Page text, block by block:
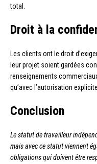
total.
Droit à la
Les clients ont le droit
leur projet soient gardées
renseignements
qu’avec l’autorisation
Conclusion
Le statut de travailleur
mais avec ce statut viennent
obligations qui doivent être